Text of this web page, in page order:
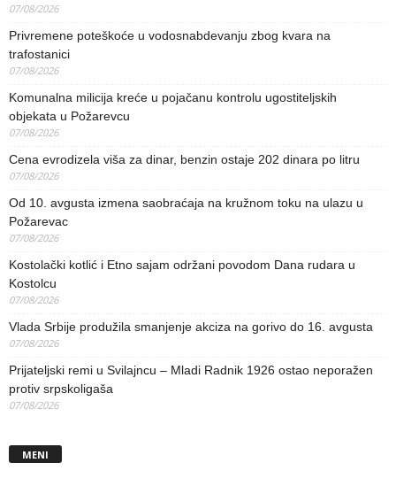
07/08/2026
Privremene poteškoće u vodosnabdevanju zbog kvara na
trafostanici
07/08/2026
Komunalna milicija kreće u pojačanu kontrolu ugostiteljskih
objekata u Požarevcu
07/08/2026
Cena evrodizela viša za dinar, benzin ostaje 202 dinara po litru
07/08/2026
Od 10. avgusta izmena saobraćaja na kružnom toku na ulazu u
Požarevac
07/08/2026
Kostolački kotlić i Etno sajam održani povodom Dana rudara u
Kostolcu
07/08/2026
Vlada Srbije produžila smanjenje akciza na gorivo do 16. avgusta
07/08/2026
Prijateljski remi u Svilajncu – Mladi Radnik 1926 ostao neporažen
protiv srpskoligaša
07/08/2026
MENI